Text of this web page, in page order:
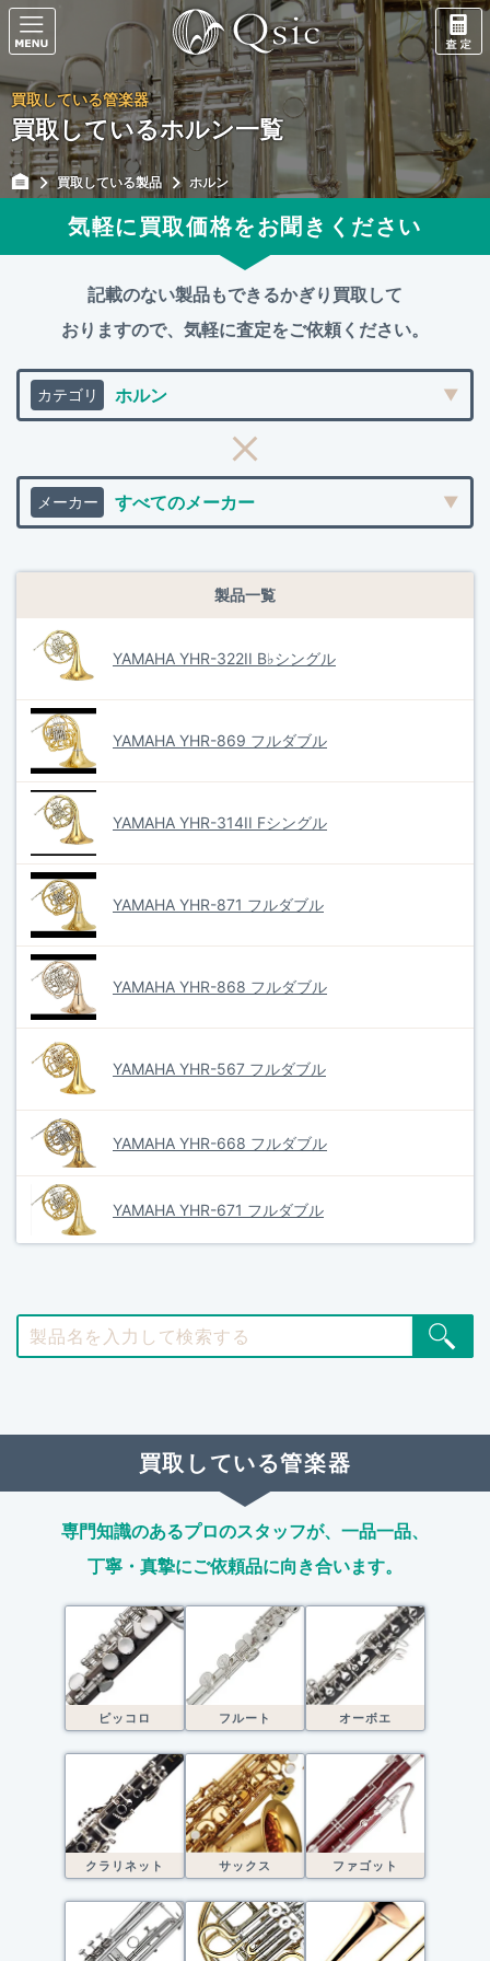
買取している管楽器
買取しているホルン一覧
買取している製品 ホルン
気軽に買取価格をお聞きください
記載のない製品もできるかぎり買取して
おりますので、 気軽に査定をご依頼ください。
製品一覧
YAMAHA YHR-322II B♭シングル
YAMAHA YHR-869 フルダブル
YAMAHA YHR-314II Fシングル
YAMAHA YHR-871 フルダブル
YAMAHA YHR-868 フルダブル
YAMAHA YHR-567 フルダブル
YAMAHA YHR-668 フルダブル
YAMAHA YHR-671 フルダブル
買取している管楽器
専門知識のあるプロのスタッフが、 一品一品、
丁寧・真摯にご依頼品に向き合います。
ピッコロ フルート オーボエ
クラリネット サックス ファゴット